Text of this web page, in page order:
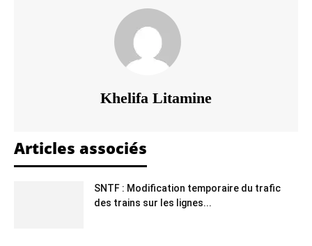
Khelifa Litamine
Articles associés
SNTF : Modification temporaire du trafic
des trains sur les lignes...